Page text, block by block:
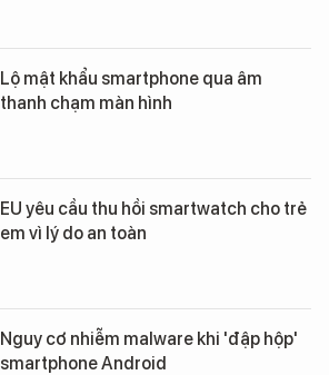
Lộ mật khẩu smartphone qua âm
thanh chạm màn hình
EU yêu cầu thu hồi smartwatch cho trẻ
em vì lý do an toàn
Nguy cơ nhiễm malware khi 'đập hộp'
smartphone Android